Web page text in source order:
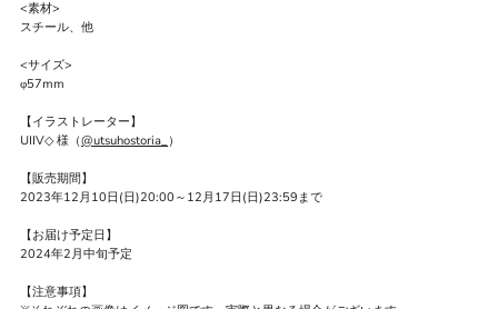
<素材>
スチール、他
<サイズ>
φ57mm
【イラストレーター】
UIIV◇ 様（@utsuhostoria_）
【販売期間】
2023年12月10日(日)20:00～12月17日(日)23:59まで
【お届け予定日】
2024年2月中旬予定
【注意事項】